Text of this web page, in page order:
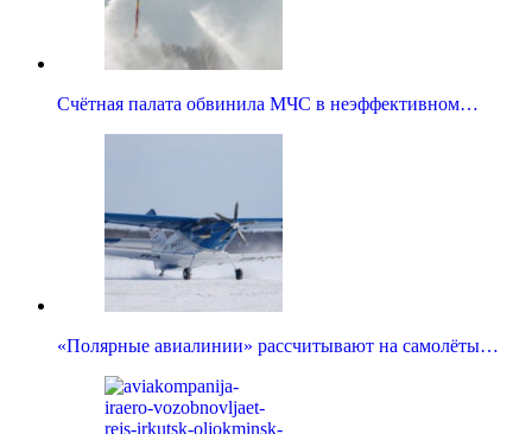
Счётная палата обвинила МЧС в неэффективном…
«Полярные авиалинии» рассчитывают на самолёты…